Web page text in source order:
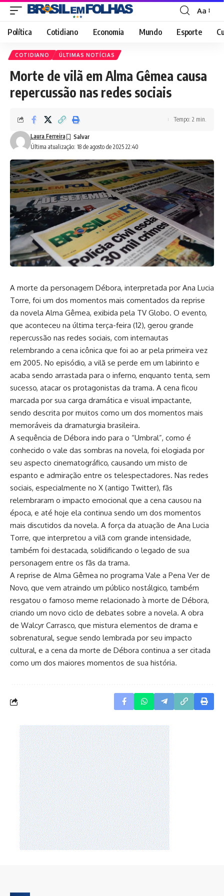
Font
Resizer
Aa
Política Cotidiano Economia Mundo Esporte
COTIDIANO ÚLTIMAS NOTÍCIAS
Morte de vilã em Alma Gêmea causa
repercussão nas redes sociais
Última atualização: 18 de agosto de 2025 22:40
Laura Ferreira
Tempo: 2 min.
A morte da personagem Débora, interpretada por Ana Lucia
Torre, foi um dos momentos mais comentados da reprise
da novela Alma Gêmea, exibida pela TV Globo. O evento,
que aconteceu na última terça-feira (12), gerou grande
repercussão nas redes sociais, com internautas
relembrando a cena icônica que foi ao ar pela primeira vez
em 2005. No episódio, a vilã se perde em um labirinto e
acaba sendo arrastada para o inferno, enquanto tenta, sem
sucesso, atacar os protagonistas da trama. A cena ficou
marcada por sua carga dramática e visual impactante,
sendo descrita por muitos como um dos momentos mais
memoráveis da dramaturgia brasileira.
A sequência de Débora indo para o “Umbral”, como é
conhecido o vale das sombras na novela, foi elogiada por
seu aspecto cinematográfico, causando um misto de
espanto e admiração entre os telespectadores. Nas redes
sociais, especialmente no X (antigo Twitter), fãs
relembraram o impacto emocional que a cena causou na
época, e até hoje ela continua sendo um dos momentos
mais discutidos da novela. A força da atuação de Ana Lucia
Torre, que interpretou a vilã com grande intensidade,
também foi destacada, solidificando o legado de sua
personagem entre os fãs da trama.
A reprise de Alma Gêmea no programa Vale a Pena Ver de
Novo, que vem atraindo um público nostálgico, também
resgatou o famoso meme relacionado à morte de Débora,
criando um novo ciclo de debates sobre a novela. A obra
de Walcyr Carrasco, que mistura elementos de drama e
sobrenatural, segue sendo lembrada por seu impacto
cultural, e a cena da morte de Débora continua a ser citada
como um dos maiores momentos de sua história.